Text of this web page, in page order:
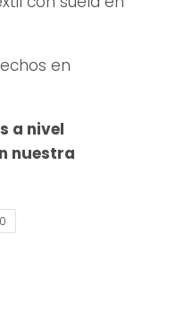
en
a nivel
nuestra